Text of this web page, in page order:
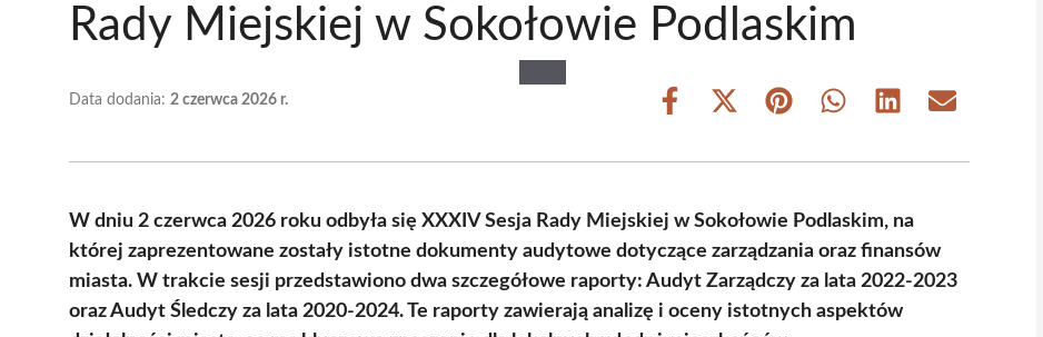
Rady Miejskiej w Sokołowie Podlaskim
Data dodania: 2 czerwca 2026 r.
Share
Share
(Twitter)
Share Share Share Share
W dniu 2 czerwca 2026 roku odbyła się XXXIV Sesja Rady Miejskiej w Sokołowie Podlaskim, na
której zaprezentowane zostały istotne dokumenty audytowe dotyczące zarządzania oraz finansów
miasta. W trakcie sesji przedstawiono dwa szczegółowe raporty: Audyt Zarządczy za lata 2022-2023
oraz Audyt Śledczy za lata 2020-2024. Te raporty zawierają analizę i oceny istotnych aspektów